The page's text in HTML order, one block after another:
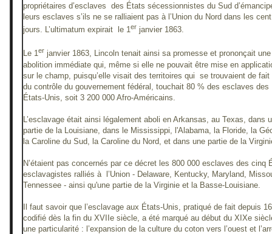
propriétaires d’esclaves des États sécessionnistes du Sud
leurs esclaves s’ils ne se ralliaient pas à l’Union du Nord dans les cent
jours. L’ultimatum expirait le 1er janvier 1863.
Le 1er janvier 1863, Lincoln tenait ainsi sa promesse et prononçait une
abolition immédiate qui, même si elle ne pouvait être mise en
sur le champ, puisqu’elle visait des territoires qui se trouvaient de fait
du contrôle du gouvernement fédéral, touchait 80 % des esclaves des
États-Unis, soit 3 200 000 Afro-Américains.
L’esclavage était ainsi légalement aboli en Arkansas, au Texas, dans
partie de la Louisiane, dans le Mississippi, l'Alabama, la Floride, la
la Caroline du Sud, la Caroline du Nord, et dans une partie de la
N’étaient pas concernés par ce décret les 800 000 esclaves des cinq
esclavagistes ralliés à l’Union - Delaware, Kentucky, Maryland,
Tennessee - ainsi qu'une partie de la Virginie et la Basse-Louisiane.
Il faut savoir que l’esclavage aux États-Unis, pratiqué de fait depuis
codifié dès la fin du XVIIe siècle, a été marqué au début du XIXe
une particularité : l’expansion de la culture du coton vers l’ouest et